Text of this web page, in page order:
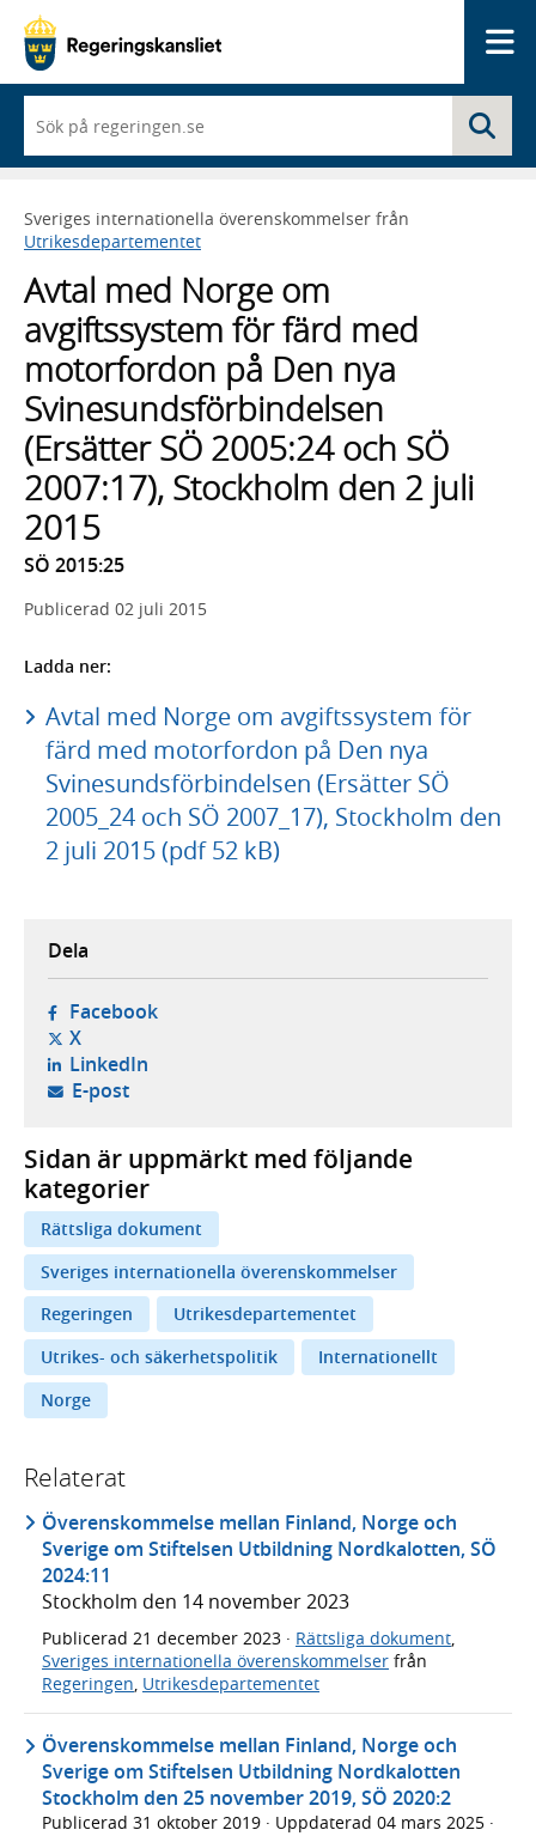
du
börjar
skriva
framträder
en
med
sökförslag
Sveriges internationella överenskommelser från
Utrikesdepartementet
Avtal med Norge om
avgiftssystem för färd med
motorfordon på Den nya
Svinesundsförbindelsen
(Ersätter SÖ 2005:24 och SÖ
2007:17), Stockholm den 2 juli
2015
SÖ 2015:25
Publicerad 02 juli 2015
Ladda ner:
Avtal med Norge om avgiftssystem för
färd med motorfordon på Den nya
Svinesundsförbindelsen (Ersätter SÖ
2005_24 och SÖ 2007_17), Stockholm den
2 juli 2015 (pdf 52 kB)
Dela
Facebook- öppnas i ny flik, extern webbplats,
X- öppnas i ny flik, extern webbplats,
LinkedIn- öppnas i ny flik, extern webbplats,
E-post- öppnar din e-postklient,
Sidan är uppmärkt med följande
kategorier
Rättsliga dokument
Sveriges internationella överenskommelser
Regeringen
Utrikesdepartementet
Utrikes- och säkerhetspolitik
Internationellt
Norge
Relaterat
Överenskommelse mellan Finland, Norge och
Sverige om Stiftelsen Utbildning Nordkalotten, SÖ
2024:11
Stockholm den 14 november 2023
Publicerad 21 december 2023 · Rättsliga dokument
Sveriges internationella överenskommelser från
Regeringen Utrikesdepartementet
Överenskommelse mellan Finland, Norge och
Sverige om Stiftelsen Utbildning Nordkalotten
Stockholm den 25 november 2019, SÖ 2020:2
Publicerad 31 oktober 2019 · Uppdaterad 04 mars 2025 ·